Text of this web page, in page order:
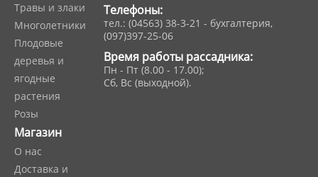
Травы и злаки
Многолетники
Плодовые
деревья и
ягодные
растения
Розы
Магазин
О нас
Доставка и
Телефоны:
тел.: (04563) 38-3-21 - бухгалтерия,
(097)397-25-06
Время работы рассадника:
Пн - Пт (8.00 - 17.00);
Сб, Вс (выходной).